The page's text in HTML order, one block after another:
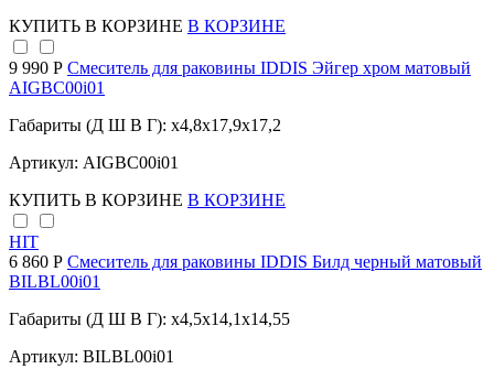
КУПИТЬ В КОРЗИНЕ В КОРЗИНЕ
9 990 Р Cмеситель для раковины IDDIS Эйгер хром матовый
AIGBC00i01
Габариты (Д Ш В Г): x4,8x17,9x17,2
Артикул: AIGBC00i01
КУПИТЬ В КОРЗИНЕ В КОРЗИНЕ
HIT
6 860 Р Смеситель для раковины IDDIS Билд черный матовый
BILBL00i01
Габариты (Д Ш В Г): x4,5x14,1x14,55
Артикул: BILBL00i01